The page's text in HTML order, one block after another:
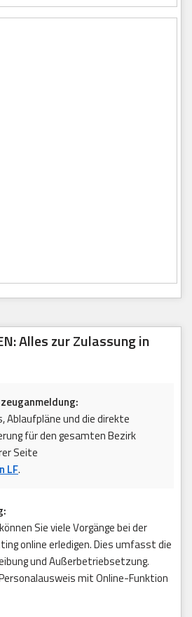
Alles zur Zulassung in
Ablaufpläne und die direkte
für den gesamten Bezirk
Seite
LF.
können Sie viele Vorgänge bei der
online erledigen. Dies umfasst die
und Außerbetriebsetzung.
mit Online-Funktion